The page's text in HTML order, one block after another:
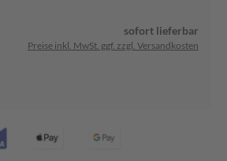
sofort lieferbar
Preise inkl. MwSt. ggf. zzgl. Versandkosten